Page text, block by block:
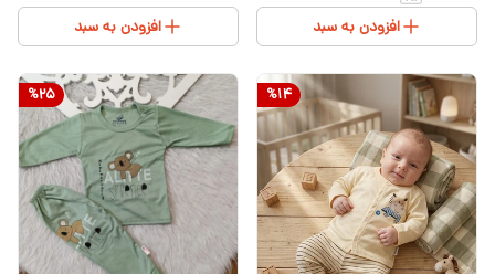
افزودن به سبد افزودن به سبد
%14
%25